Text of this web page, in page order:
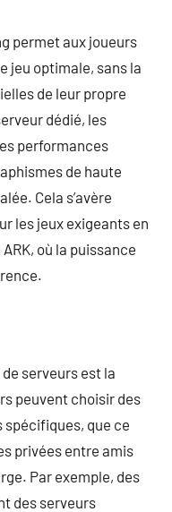
permet aux joueurs
jeu optimale, sans la
de leur propre
dédié, les
performances
de haute
Cela s’avère
les jeux exigeants en
où la puissance
serveurs est la
peuvent choisir des
spécifiques, que ce
privées entre amis
Par exemple, des
des serveurs